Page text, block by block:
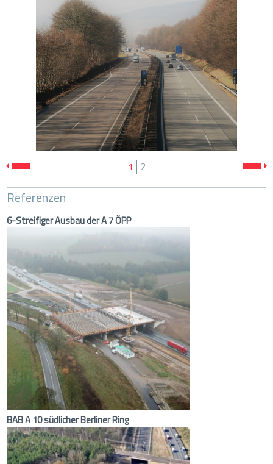
Unsere Leistung: Obere Baubegleitung (OBB= Steuerung und Oberbauleitung)
Bauzeit : bis Ende 2022
Bauherr: Die Autobahn GmbH des Bundes
1 2
Referenzen
6-Streifiger Ausbau der A 7 ÖPP
BAB A 10 südlicher Berliner Ring